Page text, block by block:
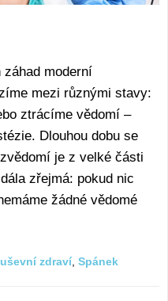
moderní
mezi různými stavy:
ztrácíme vědomí –
Dlouhou dobu se
je z velké části
zřejmá: pokud nic
žádné vědomé
zdraví Spánek